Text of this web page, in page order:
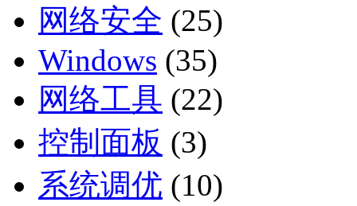
网络安全 (25)
Windows (35)
网络工具 (22)
控制面板 (3)
系统调优 (10)